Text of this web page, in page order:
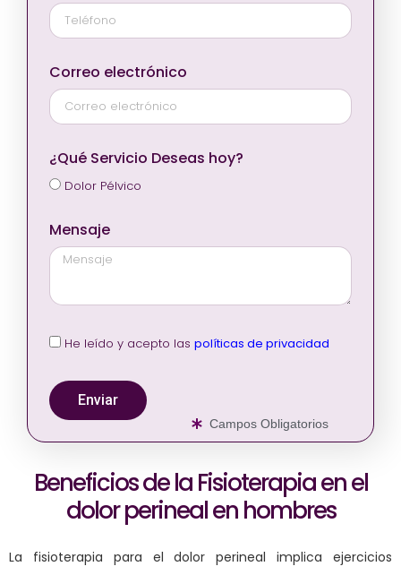
Correo electrónico
¿Qué Servicio Deseas hoy?
Dolor Pélvico
Mensaje
He leído y acepto las políticas de privacidad
Enviar
Campos Obligatorios
Beneficios de la Fisioterapia en el
dolor perineal en hombres
La fisioterapia para el dolor perineal implica ejercicios